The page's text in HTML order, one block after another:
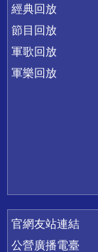
經典回放
節目回放
軍歌回放
軍樂回放
官網友站連結
公營廣播電臺